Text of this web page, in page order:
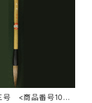
号 <商品番号1071